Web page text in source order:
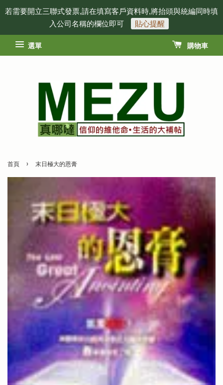
若需要開立三聯式發票,請在填寫客戶資料時,將抬頭與統編同時填
入公司名稱的欄位即可
貼心提醒
選單 購物車
首頁 › 末日極大的恩膏